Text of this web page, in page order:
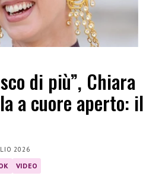
di più”, Chiara
a cuore aperto: il
2026
VIDEO